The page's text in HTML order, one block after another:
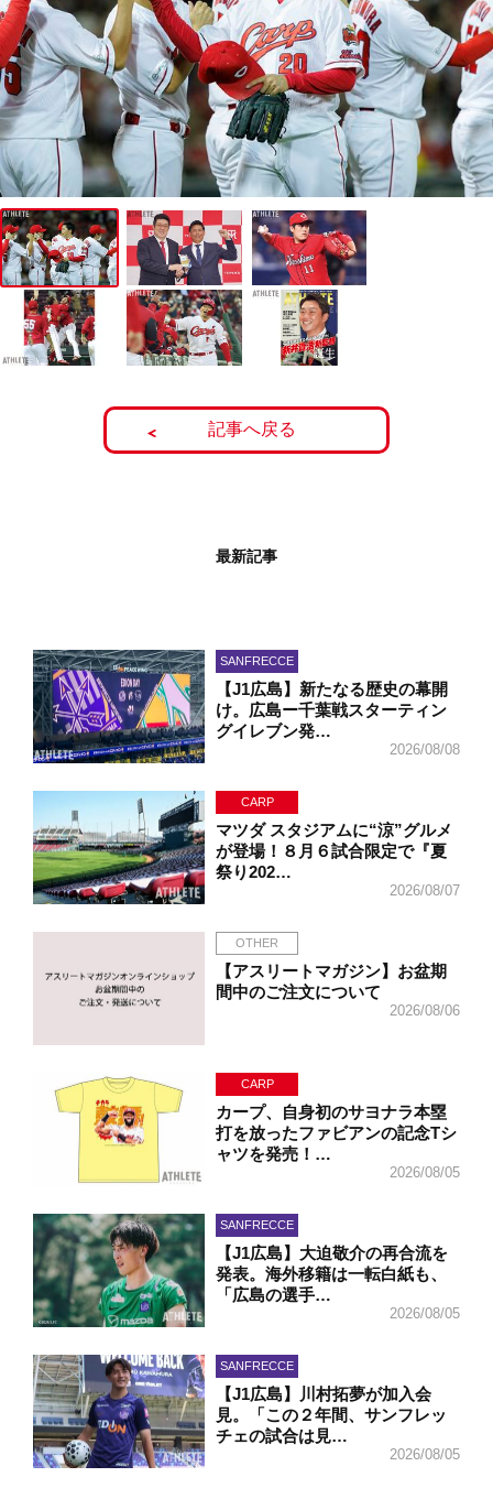
記事へ戻る
最新記事
SANFRECCE
【J1広島】新たなる歴史の幕開
け。広島ー千葉戦スターティン
グイレブン発…
2026/08/08
CARP
マツダ スタジアムに“涼”グルメ
が登場！８月６試合限定で『夏
祭り202…
2026/08/07
OTHER
【アスリートマガジン】お盆期
間中のご注文について
2026/08/06
CARP
カープ、自身初のサヨナラ本塁
打を放ったファビアンの記念Tシ
ャツを発売！…
2026/08/05
SANFRECCE
【J1広島】大迫敬介の再合流を
発表。海外移籍は一転白紙も、
「広島の選手…
2026/08/05
SANFRECCE
【J1広島】川村拓夢が加入会
見。「この２年間、サンフレッ
チェの試合は見…
2026/08/05